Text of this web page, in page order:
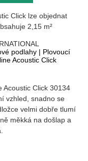
Click lze objednat
2,15 m²
podlahy | Plovoucí
Acoustic Click
Acoustic Click 30134
vzhled, snadno se
velmi dobře tlumí
měkká na došlap a